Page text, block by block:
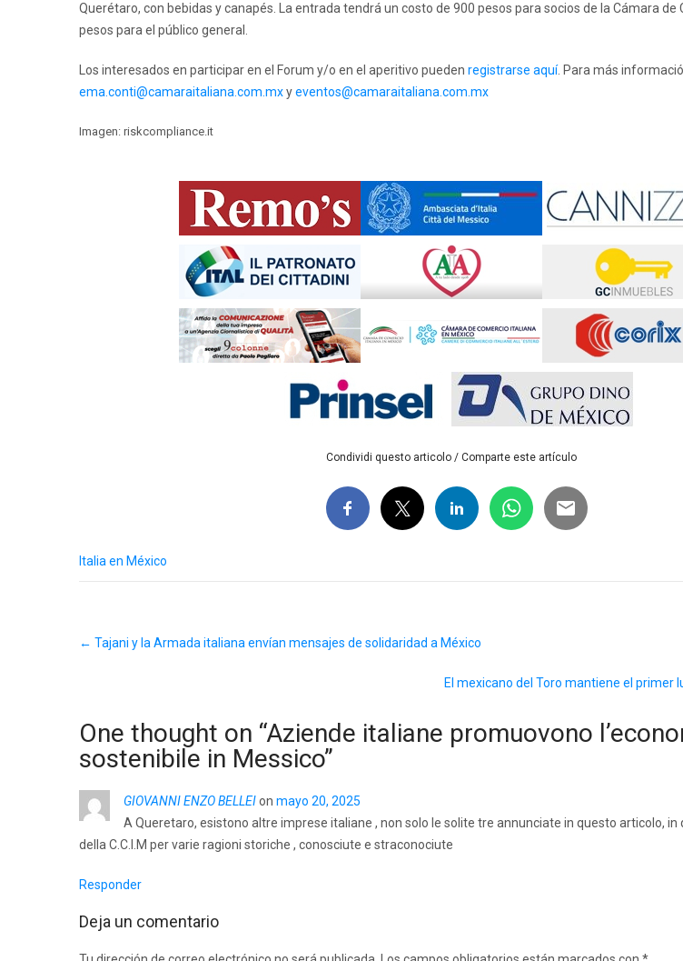
Querétaro, con bebidas y canapés. La entrada tendrá un costo de 900 pesos para socios de la Cámara de
pesos para el público general.
Los interesados en participar en el Forum y/o en el aperitivo pueden registrarse aquí. Para más
ema.conti@camaraitaliana.com.mxyeventos@camaraitaliana.com.mx
Imagen: riskcompliance.it
Condividi questo articolo / Comparte este artículo
Italia en México
navigation
← Tajani y la Armada italiana envían mensajes de solidaridad a México
El mexicano del Toro mantiene el primer
One thought on “Aziende italiane promuovono
sostenibile in Messico”
GIOVANNI ENZO BELLEIon mayo 20, 2025
A Queretaro, esistono altre imprese italiane , non solo le solite tre annunciate in questo articolo, in
della C.C.I.M per varie ragioni storiche , conosciute e straconociute
Responder
Deja un comentario